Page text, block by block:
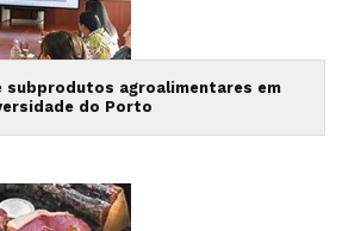
subprodutos agroalimentares em
do Porto